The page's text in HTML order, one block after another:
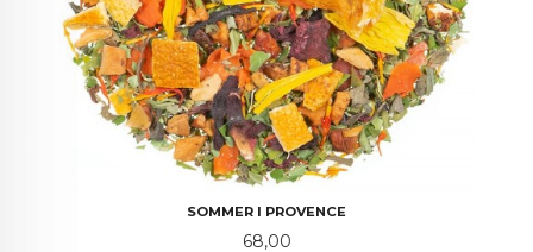
SOMMER I PROVENCE
Pris
68,00